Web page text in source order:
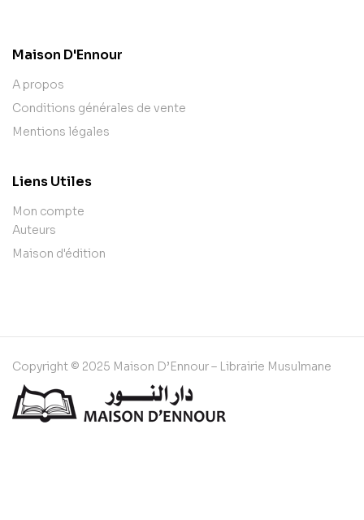
Maison D'Ennour
A propos
Conditions générales de vente
Mentions légales
Liens Utiles
Mon compte
Auteurs
Maison d'édition
Copyright © 2025 Maison D’Ennour – Librairie Musulmane